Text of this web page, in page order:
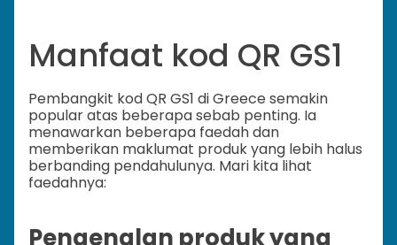
Manfaat kod QR GS1
Pembangkit kod QR GS1 di Greece semakin
popular atas beberapa sebab penting. Ia
menawarkan beberapa faedah dan
memberikan maklumat produk yang lebih halus
berbanding pendahulunya. Mari kita lihat
faedahnya:
Pengenalan produk yang